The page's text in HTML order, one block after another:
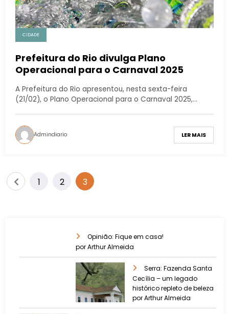
CIDADE
Prefeitura do Rio divulga Plano
Operacional para o Carnaval 2025
A Prefeitura do Rio apresentou, nesta sexta-feira
(21/02), o Plano Operacional para o Carnaval 2025,…
Admindiario LER MAIS
1 2 3
Opinião: Fique em casa!
por Arthur Almeida
Serra: Fazenda Santa
Cecília – um legado
histórico repleto de beleza
por Arthur Almeida